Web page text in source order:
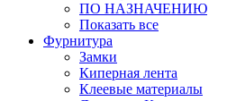
ПО НАЗНАЧЕНИЮ
Показать все
Фурнитура
Замки
Киперная лента
Клеевые материалы